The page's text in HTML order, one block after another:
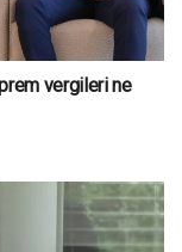
vergileri ne